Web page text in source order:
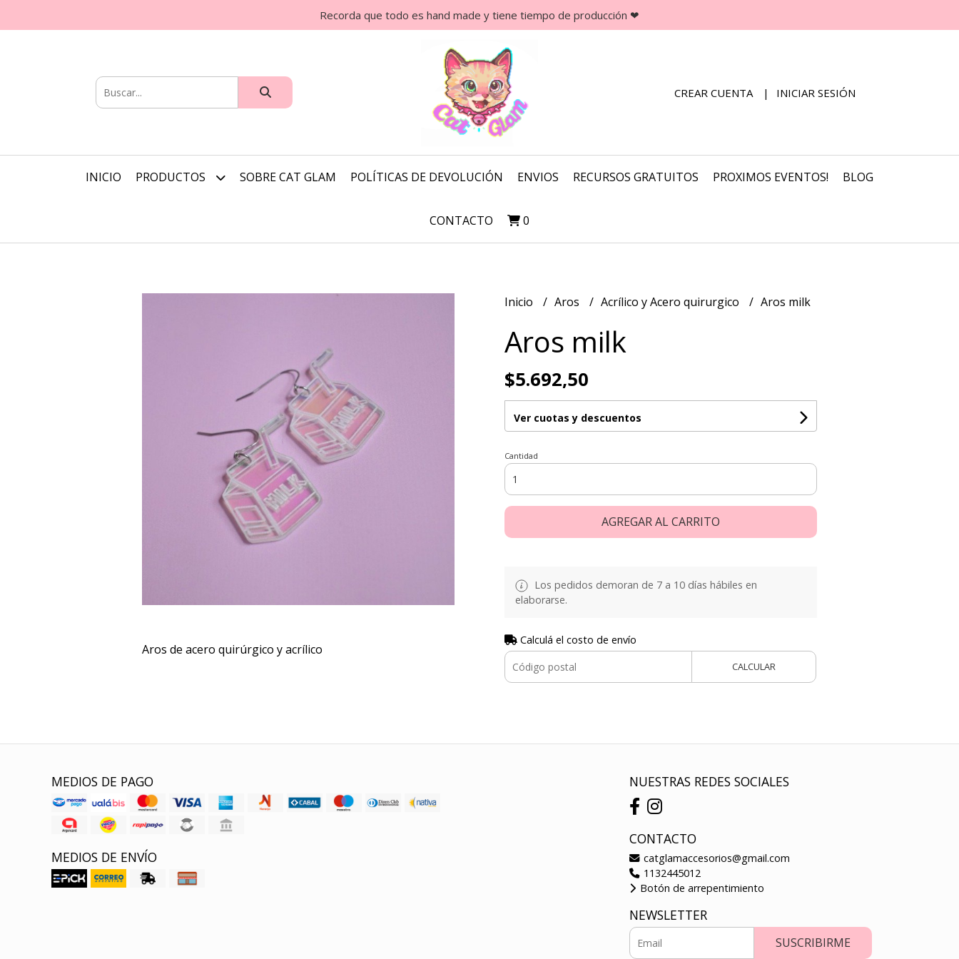
Recorda que todo es hand made y tiene tiempo de producción ❤
CREAR CUENTA INICIAR SESIÓN
INICIO PRODUCTOS SOBRE CAT GLAM POLÍTICAS DE DEVOLUCIÓN ENVIOS RECURSOS GRATUITOS PROXIMOS EVENTOS! BLOG
CONTACTO 0
Aros de acero quirúrgico y acrílico
Inicio Aros Acrílico y Acero quirurgico Aros milk
Aros milk
$5.692,50
Ver cuotas y descuentos
Cantidad
AGREGAR AL CARRITO
Los pedidos demoran de 7 a 10 días hábiles en
elaborarse.
Calculá el costo de envío
CALCULAR
MEDIOS DE PAGO
MEDIOS DE ENVÍO
NUESTRAS REDES SOCIALES
CONTACTO
catglamaccesorios@gmail.com
1132445012
Botón de arrepentimiento
NEWSLETTER
SUSCRIBIRME